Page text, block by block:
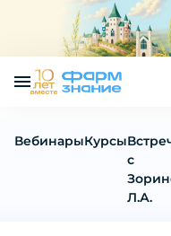
ВебинарыКурсы
с
Л.А.